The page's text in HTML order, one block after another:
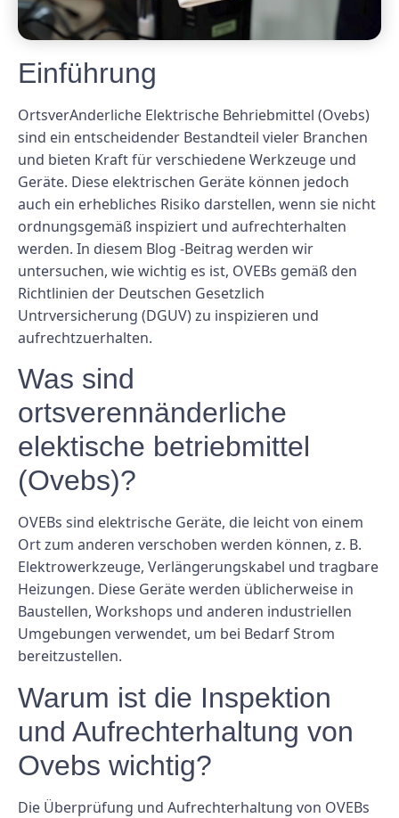
Einführung
OrtsverAnderliche Elektrische Behriebmittel (Ovebs)
sind ein entscheidender Bestandteil vieler Branchen
und bieten Kraft für verschiedene Werkzeuge und
Geräte. Diese elektrischen Geräte können jedoch
auch ein erhebliches Risiko darstellen, wenn sie nicht
ordnungsgemäß inspiziert und aufrechterhalten
werden. In diesem Blog -Beitrag werden wir
untersuchen, wie wichtig es ist, OVEBs gemäß den
Richtlinien der Deutschen Gesetzlich
Untrversicherung (DGUV) zu inspizieren und
aufrechtzuerhalten.
Was sind
ortsverennänderliche
elektische betriebmittel
(Ovebs)?
OVEBs sind elektrische Geräte, die leicht von einem
Ort zum anderen verschoben werden können, z. B.
Elektrowerkzeuge, Verlängerungskabel und tragbare
Heizungen. Diese Geräte werden üblicherweise in
Baustellen, Workshops und anderen industriellen
Umgebungen verwendet, um bei Bedarf Strom
bereitzustellen.
Warum ist die Inspektion
und Aufrechterhaltung von
Ovebs wichtig?
Die Überprüfung und Aufrechterhaltung von OVEBs